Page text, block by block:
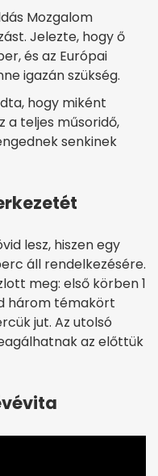
Mozgalom
Jelezte, hogy ő
és az Európai
igazán szükség.
hogy miként
a teljes műsoridő,
senkinek
lesz, hiszen egy
áll rendelkezésére.
meg: első körben 1
három témakört
jut. Az utolsó
az előttük